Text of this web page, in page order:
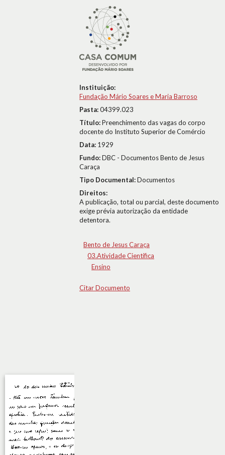
Instituição:
Fundação Mário Soares e Maria Barroso
Pasta:04399.023
Título:Preenchimento das vagas do corpo
docente do Instituto Superior de Comércio
Data: 1929
Fundo:DBC - Documentos Bento de Jesus
Caraça
Tipo Documental:Documentos
Direitos:
A publicação, total ou parcial, deste documento
exige prévia autorização da entidade
detentora.
Bento de Jesus Caraça
03.Atividade Científica
Ensino
Citar Documento